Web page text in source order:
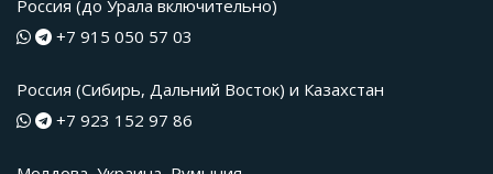
Россия (до Урала включительно)
+7 915 050 57 03
Россия (Сибирь, Дальний Восток) и Казахстан
+7 923 152 97 86